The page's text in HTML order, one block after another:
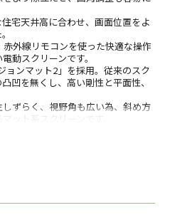
宅天井高に合わせ、画面位置をよ
外線リモコンを使った快適な操作
動スクリーンです。
ョンマット2」を採用。従来のスク
凹を無くし、高い剛性と平面性、
ずらく、視野角も広い為、斜め方
ット系スクリーンです。